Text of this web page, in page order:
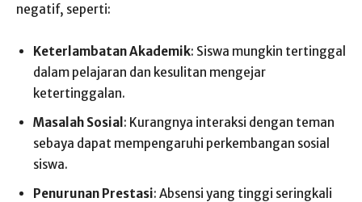
negatif, seperti:
Keterlambatan Akademik: Siswa mungkin tertinggal
dalam pelajaran dan kesulitan mengejar
ketertinggalan.
Masalah Sosial : Kurangnya interaksi dengan teman
sebaya dapat mempengaruhi perkembangan sosial
siswa.
Penurunan Prestasi: Absensi yang tinggi seringkali